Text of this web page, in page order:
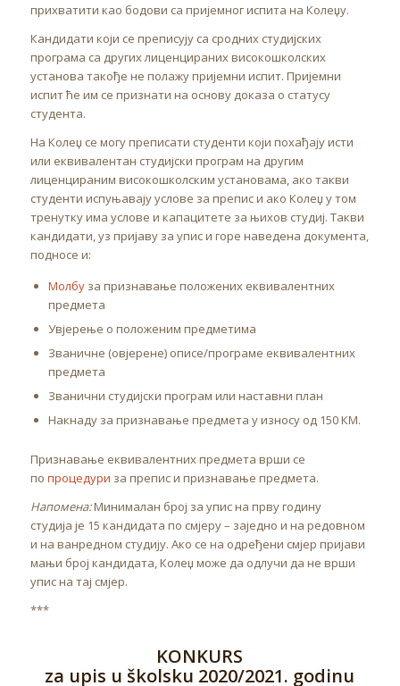
прихватити као бодови са пријемног испита на Колеџу.
Кандидати који се преписују са сродних студијских
програма са других лиценцираних високошколских
установа такође не полажу пријемни испит. Пријемни
испит ће им се признати на основу доказа о статусу
студента.
На Колеџ се могу преписати студенти који похађају исти
или еквивалентан студијски програм на другим
лиценцираним високошколским установама, ако такви
студенти испуњавају услове за препис и ако Колеџ у том
тренутку има услове и капацитете за њихов студиј. Такви
кандидати, уз пријаву за упис и горе наведена документа,
подносе и:
Молбуза признавање положених еквивалентних
предмета
Увјерење о положеним предметима
Званичне (овјерене) описе/програме еквивалентних
предмета
Званични студијски програм или наставни план
Накнаду за признавање предмета у износу од 150 КМ.
Признавање еквивалентних предмета врши се
по процедури за препис и признавање предмета.
Напомена:Минималан број за упис на прву годину
студија је 15 кандидата по смјеру – заједно и на редовном
и на ванредном студију. Ако се на одређени смјер пријави
мањи број кандидата, Колеџ може да одлучи да не врши
упис на тај смјер.
***
KONKURS
za upis u školsku 2020/2021. godinu